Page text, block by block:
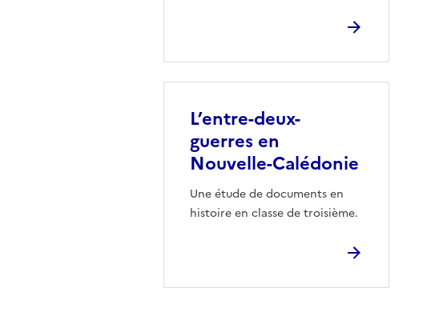
L’entre-deux-
guerres en
Nouvelle-Calédonie
Une étude de documents en
histoire en classe de troisième.